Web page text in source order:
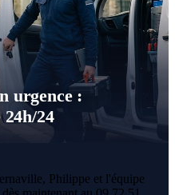
urgence :
24
Philippe et l'équipe